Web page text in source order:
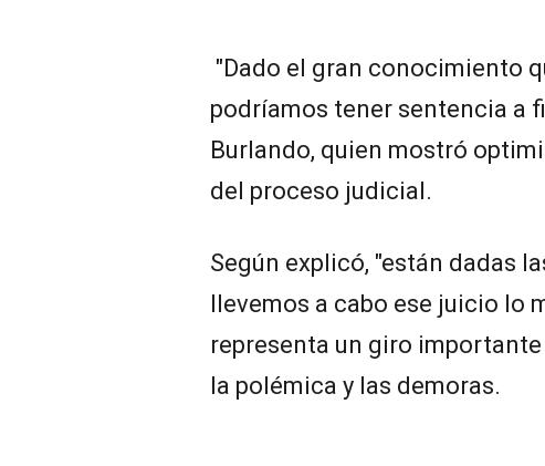
"Dado el gran conocimiento
podríamos tener sentencia a
Burlando, quien mostró
del proceso judicial.
Según explicó, "están dadas
llevemos a cabo ese juicio lo
representa un giro
la polémica y las demoras.